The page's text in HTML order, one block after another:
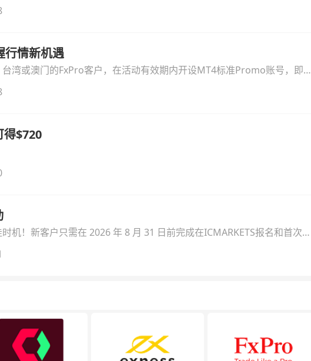
行情新机遇
湾或澳门的FxPro客户，在活动有效期内开设MT4标准Promo账号，即可
操作。
得$720
机！新客户只需在 2026 年 8 月 31 日前完成在ICMARKETS报名和首次入